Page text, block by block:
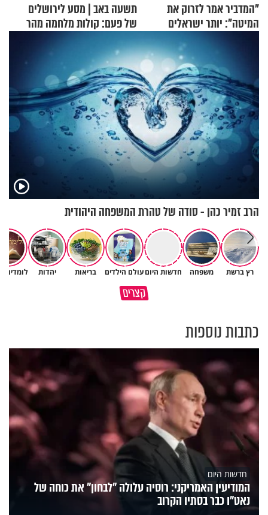
"המדביר אמר לזרוק את
המיטה": יותר ישראלים
מדווחים על מכת פשפשי
תשעה באב | מסע לירושלים
של פעם: קולות מלחמה מהר
הזיתים
הרב זמיר כהן - סודה של טהרת המשפחה היהודית
רץ ברשת משפחה חדשות היוםעולם הילדים בריאות יהדות לומדים
קצריםמדוע האמונה נמשלה למלח?
גם ׳הרע׳ זה הרחמים של בורא
כתבות נוספות
חדשות היום
המודיעין האמריקני: רוסיה עלולה "לבחון" את כוחה של
נאט"ו כבר בסתיו הקרוב